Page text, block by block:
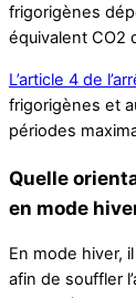
frigorigènes
équivalent CO2
L’article 4 de
frigorigènes et
périodes
Quelle
en mode
En mode hiver,
afin de souffler